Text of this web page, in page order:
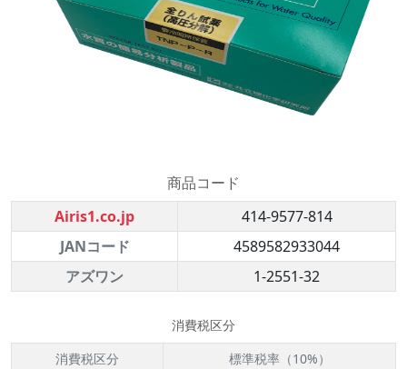
商品コード
Airis1.co.jp
414-9577-814
JANコード
4589582933044
アズワン
1-2551-32
消費税区分
消費税区分
標準税率（10%）